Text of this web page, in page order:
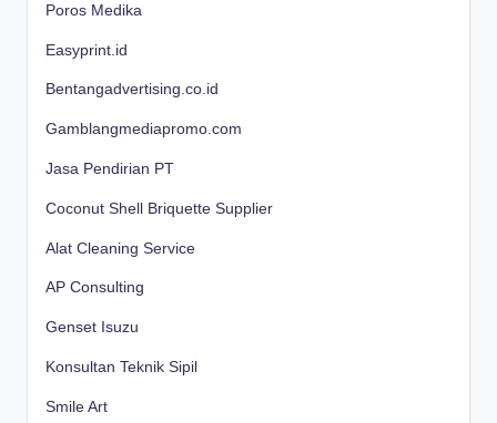
Poros Medika
Easyprint.id
Bentangadvertising.co.id
Gamblangmediapromo.com
Jasa Pendirian PT
Coconut Shell Briquette Supplier
Alat Cleaning Service
AP Consulting
Genset Isuzu
Konsultan Teknik Sipil
Smile Art